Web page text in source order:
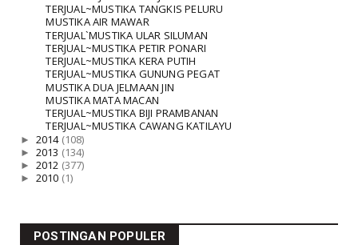
TERJUAL~MUSTIKA TANGKIS PELURU
MUSTIKA AIR MAWAR
TERJUAL`MUSTIKA ULAR SILUMAN
TERJUAL~MUSTIKA PETIR PONARI
TERJUAL~MUSTIKA KERA PUTIH
TERJUAL~MUSTIKA GUNUNG PEGAT
MUSTIKA DUA JELMAAN JIN
MUSTIKA MATA MACAN
TERJUAL~MUSTIKA BIJI PRAMBANAN
TERJUAL~MUSTIKA CAWANG KATILAYU
► 2014 (108)
► 2013 (134)
► 2012 (377)
► 2010 (1)
POSTINGAN POPULER